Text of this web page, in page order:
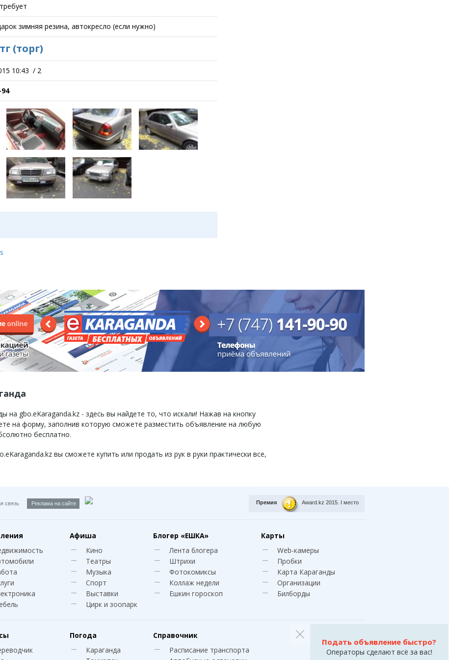
зимняя резина, автокресло (если нужно)
(торг)
10:43 / 2
на gbo.eKaraganda.kz - здесь вы найдете то, что искали! Нажав на кнопку
на форму, заполнив которую сможете разместить объявление на любую
бесплатно.
вы сможете купить или продать из рук в руки практически все,
связь Реклама на сайте Премия Award.kz 2015. I место
Афиша
Кино
Театры
Музыка
Спорт
Выставки
Цирк и зоопарк
Блогер «ЕШКА»
Лента блогера
Штрихи
Фотокомиксы
Коллаж недели
Ешкин гороскоп
Карты
Web-камеры
Пробки
Карта Караганды
Организации
Билборды
Погода
Караганда
Справочник
Расписание транспорта
Подать объявление быстро?
Операторы сделают всё за вас!